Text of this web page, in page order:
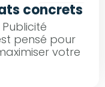
concrets
Publicité
pensé pour
votre